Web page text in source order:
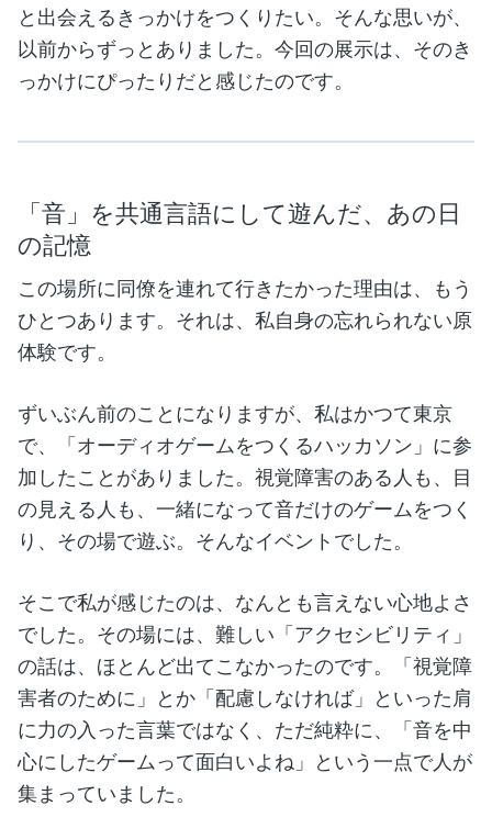
と出会えるきっかけをつくりたい。そんな思いが、
以前からずっとありました。今回の展示は、そのき
っかけにぴったりだと感じたのです。
「音」を共通言語にして遊んだ、あの日
の記憶
この場所に同僚を連れて行きたかった理由は、もう
ひとつあります。それは、私自身の忘れられない原
体験です。
ずいぶん前のことになりますが、私はかつて東京
で、「オーディオゲームをつくるハッカソン」に参
加したことがありました。視覚障害のある人も、目
の見える人も、一緒になって音だけのゲームをつく
り、その場で遊ぶ。そんなイベントでした。
そこで私が感じたのは、なんとも言えない心地よさ
でした。その場には、難しい「アクセシビリティ」
の話は、ほとんど出てこなかったのです。「視覚障
害者のために」とか「配慮しなければ」といった肩
に力の入った言葉ではなく、ただ純粋に、「音を中
心にしたゲームって面白いよね」という一点で人が
集まっていました。